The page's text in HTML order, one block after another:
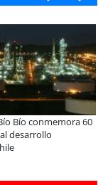
Bío conmemora 60
desarrollo